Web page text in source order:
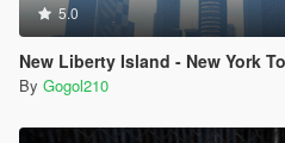
5.0
New Liberty Island - New York
By Gogol210